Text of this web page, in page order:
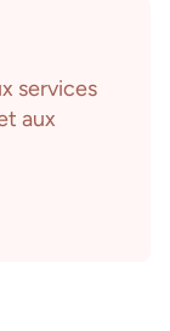
services
aux